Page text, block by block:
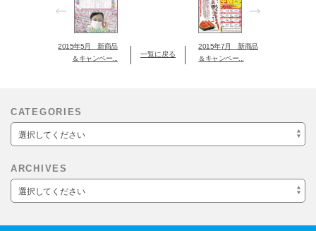
2015年5月 新商品
＆キャンペー...
一覧に戻る
2015年7月 新商品
＆キャンペー...
CATEGORIES
選択してください
ARCHIVES
選択してください